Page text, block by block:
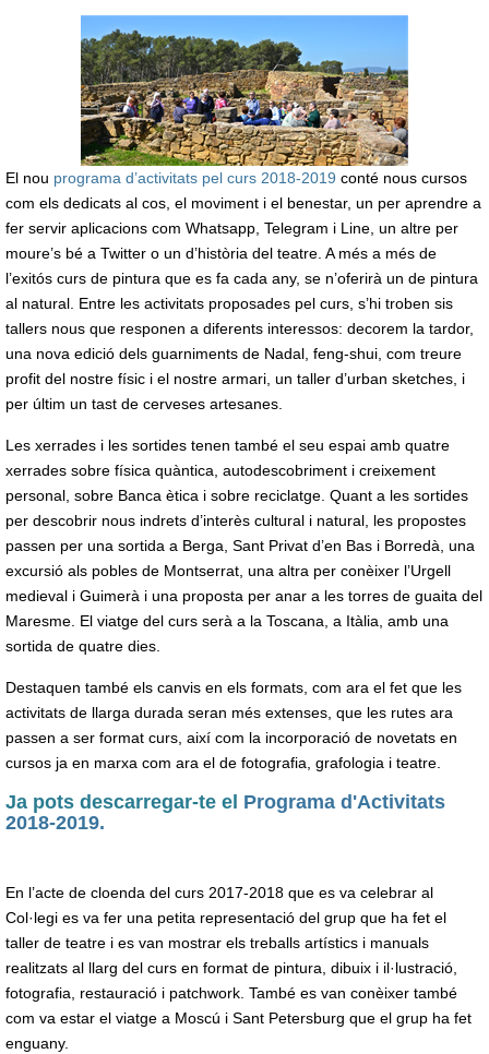
El nou programa d’activitats pel curs 2018-2019 conté nous cursos
com els dedicats al cos, el moviment i el benestar, un per aprendre a
fer servir aplicacions com Whatsapp, Telegram i Line, un altre per
moure’s bé a Twitter o un d’història del teatre. A més a més de
l’exitós curs de pintura que es fa cada any, se n’oferirà un de pintura
al natural. Entre les activitats proposades pel curs, s’hi troben sis
tallers nous que responen a diferents interessos: decorem la tardor,
una nova edició dels guarniments de Nadal, feng-shui, com treure
profit del nostre físic i el nostre armari, un taller d’urban sketches, i
per últim un tast de cerveses artesanes.
Les xerrades i les sortides tenen també el seu espai amb quatre
xerrades sobre física quàntica, autodescobriment i creixement
personal, sobre Banca ètica i sobre reciclatge. Quant a les sortides
per descobrir nous indrets d’interès cultural i natural, les propostes
passen per una sortida a Berga, Sant Privat d’en Bas i Borredà, una
excursió als pobles de Montserrat, una altra per conèixer l’Urgell
medieval i Guimerà i una proposta per anar a les torres de guaita del
Maresme. El viatge del curs serà a la Toscana, a Itàlia, amb una
sortida de quatre dies.
Destaquen també els canvis en els formats, com ara el fet que les
activitats de llarga durada seran més extenses, que les rutes ara
passen a ser format curs, així com la incorporació de novetats en
cursos ja en marxa com ara el de fotografia, grafologia i teatre.
Ja pots descarregar-te el Programa d'Activitats
2018-2019.
En l’acte de cloenda del curs 2017-2018 que es va celebrar al
Col·legi es va fer una petita representació del grup que ha fet el
taller de teatre i es van mostrar els treballs artístics i manuals
realitzats al llarg del curs en format de pintura, dibuix i il·lustració,
fotografia, restauració i patchwork. També es van conèixer també
com va estar el viatge a Moscú i Sant Petersburg que el grup ha fet
enguany.